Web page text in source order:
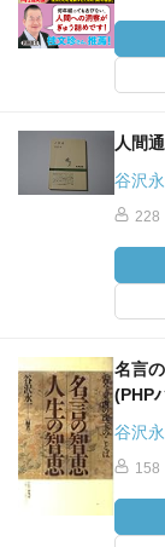
人間
谷沢
228
名言
(PHP
谷沢
158